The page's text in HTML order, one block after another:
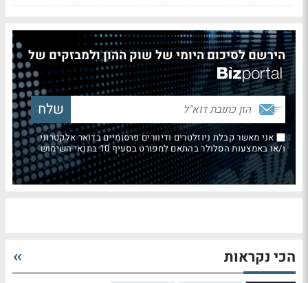
הירשם לסיכום היומי של שוק ההון ולמבזקים של
אני מאשר קבלת ניוזלטרים ודיוורים פרסומיים בדואר אלקטרוני
ו/או באמצעות הסלולר בהתאם למפורט בסעיף 10 בתנאי השימוש
הכי נקראות